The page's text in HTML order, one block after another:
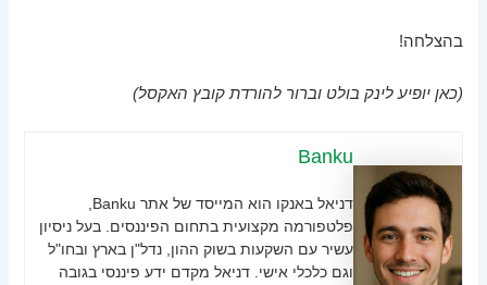
בהצלחה!
(כאן יופיע לינק בולט וברור להורדת קובץ האקסל)
Banku
פלטפורמה מקצועית בתחום הפיננסים. בעל ניסיון
עשיר עם השקעות בשוק ההון, נדל"ן בארץ ובחו"ל
וגם כלכלי אישי. דניאל מקדם ידע פיננסי בגובה